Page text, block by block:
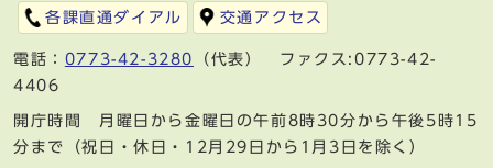
各課直通ダイアル
交通アクセス
電話： 0773-42-3280
（代表） ファクス:0773-42-
4406
開庁時間 月曜日から金曜日の午前8時30分から午後5時15
分まで（祝日・休日・12月29日から1月3日を除く）